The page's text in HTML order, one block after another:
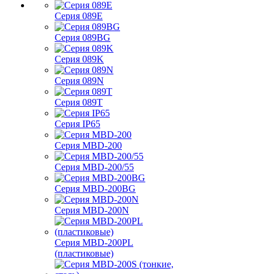
Серия 089E
Серия 089BG
Серия 089K
Серия 089N
Серия 089T
Серия IP65
Серия MBD-200
Серия MBD-200/55
Серия MBD-200BG
Серия MBD-200N
Серия MBD-200PL
(пластиковые)